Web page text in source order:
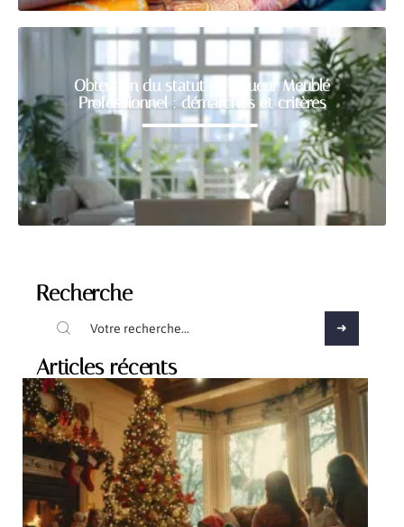
Obtention du statut de Loueur Meublé
Professionnel : démarches et critères
Recherche
Articles récents